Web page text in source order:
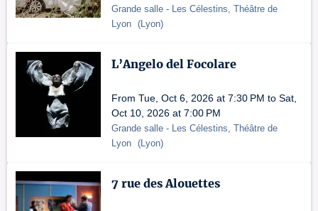
Grande salle - Les Célestins, Théâtre de
Lyon (Lyon)
L’Angelo del Focolare
From Tue, Oct 6, 2026 at 7:30 PM to Sat,
Oct 10, 2026 at 7:00 PM
Grande salle - Les Célestins, Théâtre de
Lyon (Lyon)
7 rue des Alouettes